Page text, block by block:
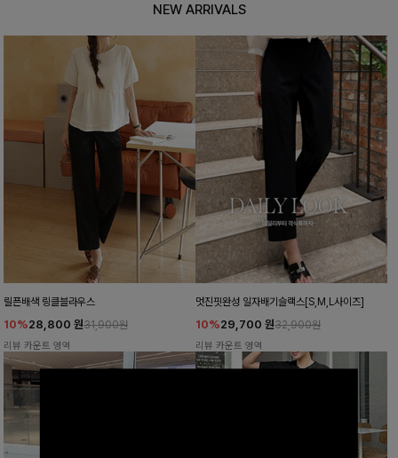
NEW ARRIVALS
릴픈배색 링클블라우스
10%28,800 원31,900원
리뷰 카운트 영역
멋진핏완성 일자배기슬랙스[S,M,L사이즈]
10%29,700 원32,900원
리뷰 카운트 영역